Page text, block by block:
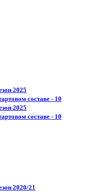
2025
составе - 10
2025
составе - 10
2020/21